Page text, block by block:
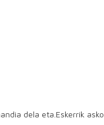
dela eta.Eskerrik asko